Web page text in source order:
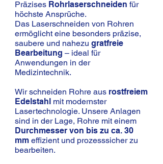
Präzises Rohrlaserschneiden für
höchste Ansprüche.
Das Laserschneiden von Rohren
ermöglicht eine besonders präzise,
saubere und nahezu gratfreie
Bearbeitung – ideal für
Anwendungen in der
Medizintechnik.
Wir schneiden Rohre aus rostfreiem
Edelstahl mit modernster
Lasertechnologie. Unsere Anlagen
sind in der Lage, Rohre mit einem
Durchmesser von bis zu ca. 30
mm effizient und prozesssicher zu
bearbeiten.